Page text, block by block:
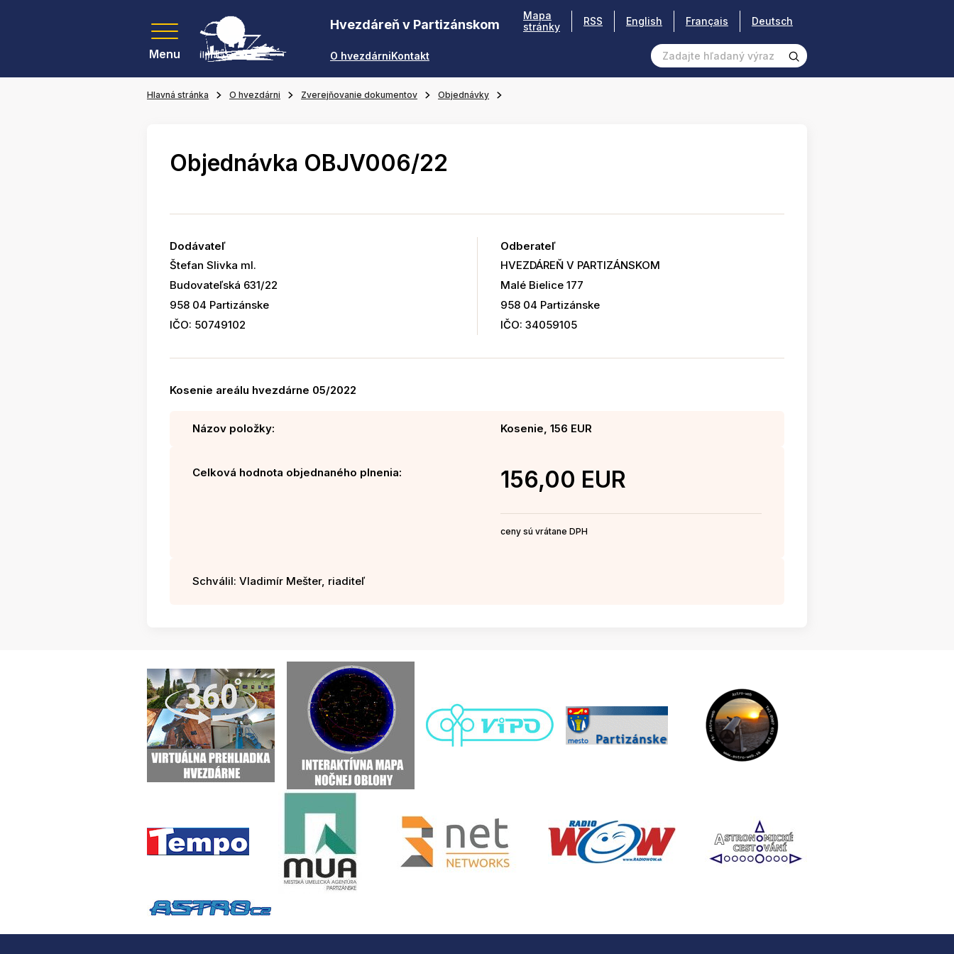
Menu
Hvezdáreň v Partizánskom
O hvezdárniKontakt
Mapa
stránky
RSS English Français Deutsch
Hlavná stránka O hvezdárni Zverejňovanie dokumentov Objednávky
Objednávka OBJV006/22
Dodávateľ
Štefan Slivka ml.
Budovateľská 631/22
958 04 Partizánske
IČO: 50749102
Odberateľ
HVEZDÁREŇ V PARTIZÁNSKOM
Malé Bielice 177
958 04 Partizánske
IČO: 34059105
Kosenie areálu hvezdárne 05/2022
Názov položky: Kosenie, 156 EUR
Celková hodnota objednaného plnenia: 156,00 EUR
ceny sú vrátane DPH
Schválil: Vladimír Mešter, riaditeľ